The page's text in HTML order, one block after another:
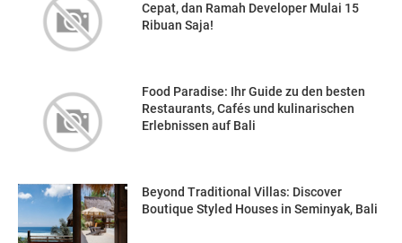
Cepat, dan Ramah Developer Mulai 15
Ribuan Saja!
Food Paradise: Ihr Guide zu den besten
Restaurants, Cafés und kulinarischen
Erlebnissen auf Bali
Beyond Traditional Villas: Discover
Boutique Styled Houses in Seminyak, Bali